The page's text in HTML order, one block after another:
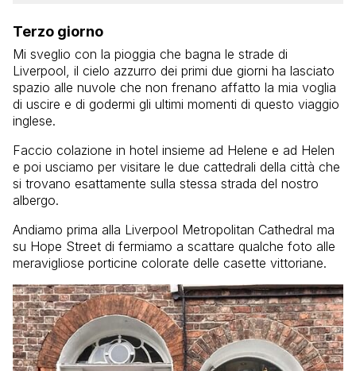
Terzo giorno
Mi sveglio con la pioggia che bagna le strade di
Liverpool, il cielo azzurro dei primi due giorni ha lasciato
spazio alle nuvole che non frenano affatto la mia voglia
di uscire e di godermi gli ultimi momenti di questo viaggio
inglese.
Faccio colazione in hotel insieme ad Helene e ad Helen
e poi usciamo per visitare le due cattedrali della città che
si trovano esattamente sulla stessa strada del nostro
albergo.
Andiamo prima alla Liverpool Metropolitan Cathedral ma
su Hope Street di fermiamo a scattare qualche foto alle
meravigliose porticine colorate delle casette vittoriane.